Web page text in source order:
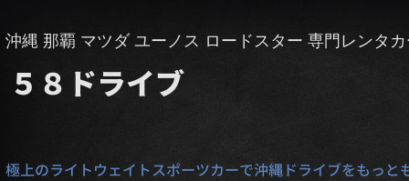
沖縄 那覇 マツダ ユーノス ロードスター 専門レンタ
５８ ​ドライブ
極上のライトウェイトスポーツカーで沖縄ドライブをもっ